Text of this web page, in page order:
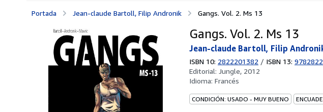
Portada Jean-claude Bartoll, Filip Andronik Gangs. Vol. 2. Ms 13
Gangs. Vol. 2. Ms 13
Jean-claude Bartoll, Filip
ISBN 10: 2822201382 / ISBN 13:
Editorial: Jungle, 2012
Idioma: Francés
CONDICIÓN: USADO - MUY BUENO